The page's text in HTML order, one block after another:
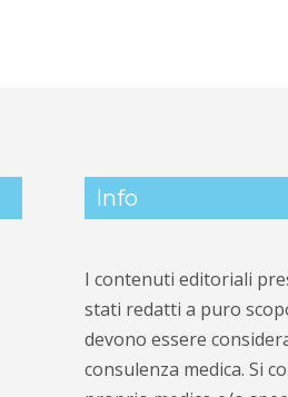
Info
I contenuti editoriali
stati redatti a puro
devono essere
consulenza medica. Si